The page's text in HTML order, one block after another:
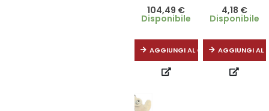
104,49 €
Disponibile
AGGIUNGI AL CARRELLO
4,18 €
Disponibile
AGGIUNGI AL